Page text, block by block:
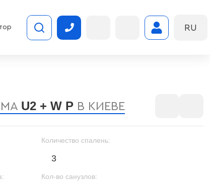
RU
U2 + W P В КИЕВЕ
Количество спалень:
3
Кол-во санузлов: